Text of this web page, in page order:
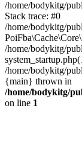
/home/bodykitg/
Stack trace: #0
/home/bodykitg/
/home/bodykitg/
/home/bodykitg/
{main} thrown in
/home/bodykitg/
on line 1